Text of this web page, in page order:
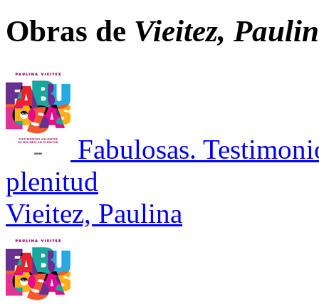
Obras de Vieitez,
Fabulosas.
plenitud
Vieitez, Paulina